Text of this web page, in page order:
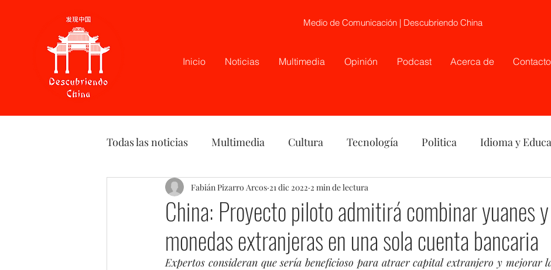
Medio de Comunicación | Descubriendo China
Inicio Noticias Multimedia Opinión Podcast Acerca de Contacto
Todas las noticias Multimedia Cultura Tecnología Politica Idioma y
Podcast Opinión China Etnia
China: Proyecto piloto admitirá combinar yuanes y
monedas extranjeras en una sola cuenta bancaria
Fabián Pizarro Arcos 21 dic 2022 2 min de lectura
Expertos consideran que sería beneficioso para atraer capital extranjero y mejorar